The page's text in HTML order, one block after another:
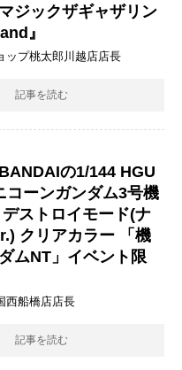
ジックザギャザリン
』
ップ桃太郎川越店店長
記事を読む
の1/144 ​HGU
コーンガンダム3号機
ストロイモード(ナ
クリアカラー ​「機
ムNT」イベント限
西船橋店店長
記事を読む